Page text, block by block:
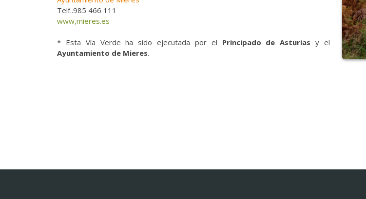
Telf..985 466 111
www,mieres.es
* Esta Vía Verde ha sido ejecutada por el Principado de Asturias y el
Ayuntamiento de Mieres.